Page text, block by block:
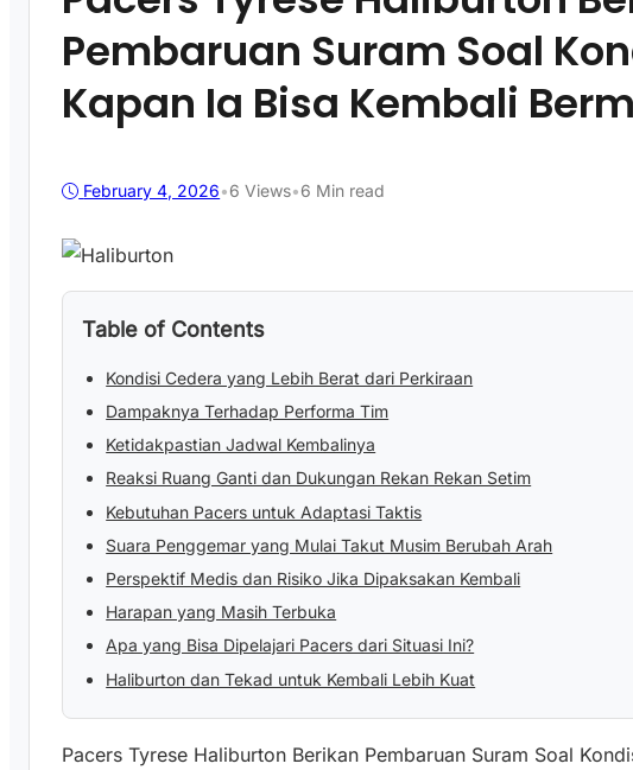
Pembaruan Suram Soal
Kapan Ia Bisa Kembali
February 4, 2026•6 Views•6 Min read
Table of Contents
Kondisi Cedera yang Lebih Berat dari Perkiraan
Dampaknya Terhadap Performa Tim
Ketidakpastian Jadwal Kembalinya
Reaksi Ruang Ganti dan Dukungan Rekan Rekan Setim
Kebutuhan Pacers untuk Adaptasi Taktis
Suara Penggemar yang Mulai Takut Musim Berubah Arah
Perspektif Medis dan Risiko Jika Dipaksakan Kembali
Harapan yang Masih Terbuka
Apa yang Bisa Dipelajari Pacers dari Situasi Ini?
Haliburton dan Tekad untuk Kembali Lebih Kuat
Pacers Tyrese Haliburton Berikan Pembaruan Suram Soal